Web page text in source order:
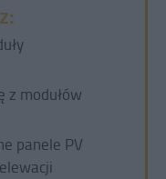
z modułów
panele PV